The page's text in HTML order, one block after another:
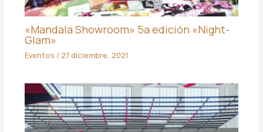
«Mandala Showroom» 5a edición «Night-
Glam»
Eventos / 27 diciembre, 2021